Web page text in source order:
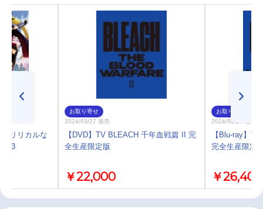
リリカルな
03
お取り寄せ
2024/03/27 発売
【DVD】TV BLEACH 千年血戦篇 II 完
全生産限定版
￥22,000
お取り寄せ
2024/03/27 発売
【Blu-ray】
完全生産限定
￥26,400